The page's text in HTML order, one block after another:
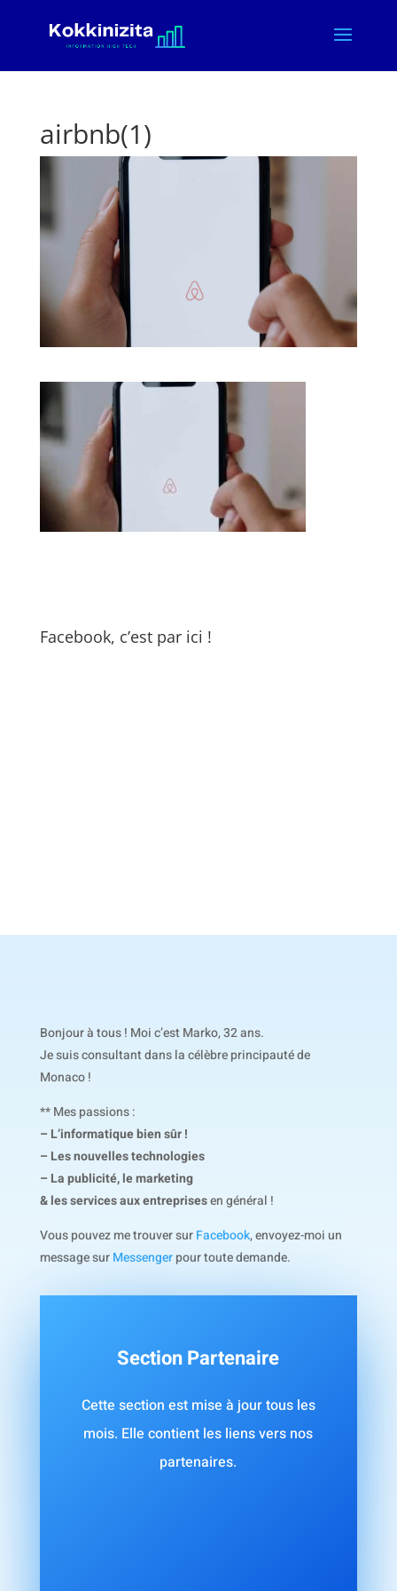
airbnb(1)
Facebook, c’est par ici !
Bonjour à tous ! Moi c’est Marko, 32 ans.
Je suis consultant dans la célèbre principauté de
Monaco !
** Mes passions :
– L’informatique bien sûr !
– Les nouvelles technologies
– La publicité, le marketing
& les services aux entreprisesen général !
Vous pouvez me trouver sur Facebook, envoyez-moi un
message sur Messenger pour toute demande.
Section Partenaire
Cette section est mise à jour tous les
mois. Elle contient les liens vers nos
partenaires.